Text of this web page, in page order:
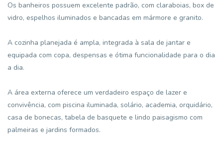
Os banheiros possuem excelente padrão, com claraboias, box de
vidro, espelhos iluminados e bancadas em mármore e granito.
A cozinha planejada é ampla, integrada à sala de jantar e
equipada com copa, despensas e ótima funcionalidade para o dia
a dia.
A área externa oferece um verdadeiro espaço de lazer e
convivência, com piscina iluminada, solário, academia, orquidário,
casa de bonecas, tabela de basquete e lindo paisagismo com
palmeiras e jardins formados.